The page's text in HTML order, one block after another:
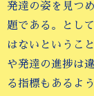
発達の姿を見つ
題である。とし
はないというこ
や発達の進捗は
る指標もあるよ